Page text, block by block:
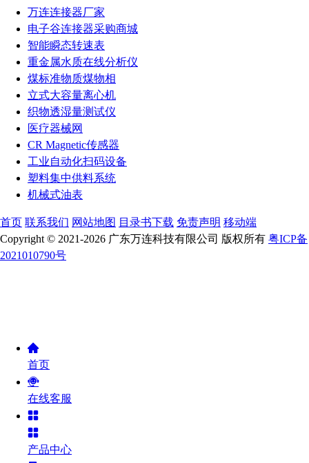
万连连接器厂家
电子谷连接器采购商城
智能瞬态转速表
重金属水质在线分析仪
煤标准物质煤物相
立式大容量离心机
织物透湿量测试仪
医疗器械网
CR Magnetic传感器
工业自动化扫码设备
塑料集中供料系统
机械式油表
首页 联系我们 网站地图 目录书下载 免责声明 移动端
Copyright © 2021-2026 广东万连科技有限公司 版权所有 粤ICP备
2021010790号
首页
在线客服
产品中心